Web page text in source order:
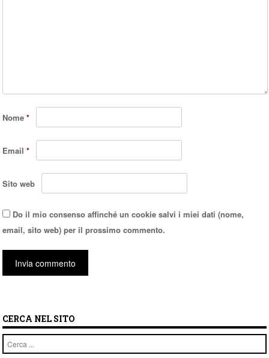
Nome*
Email*
Sito web
Do il mio consenso affinché un cookie salvi i miei dati (nome,
email, sito web) per il prossimo commento.
CERCA NEL SITO
Cerca